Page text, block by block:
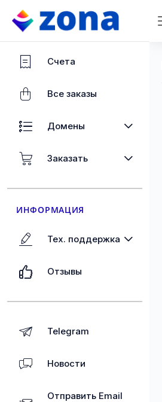
Счета
Все заказы
Домены
Заказать
ИНФОРМАЦИЯ
Тех. поддержка
Отзывы
Telegram
Новости
Отправить Email